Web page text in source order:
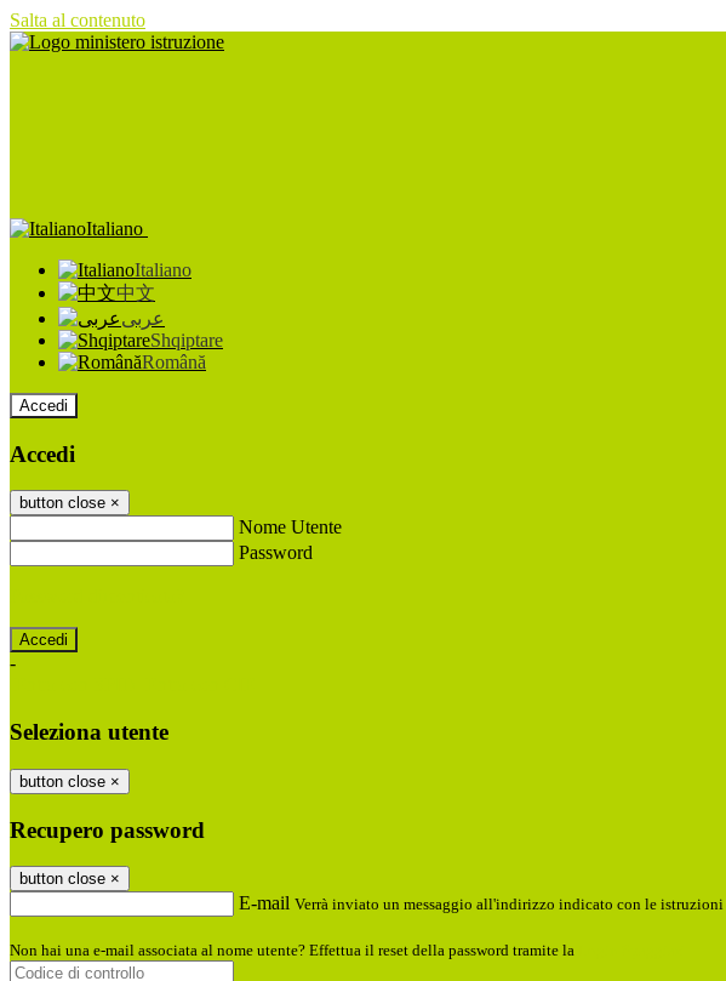
Salta al contenuto
Italiano
Italiano
中文
عربى
Shqiptare
Română
Accedi
Accedi
button close ×
Nome Utente
Password
-
Seleziona utente
button close ×
Recupero password
button close ×
E-mail Verrà inviato un messaggio all'indirizzo indicato con le istruzioni
Non hai una e-mail associata al nome utente? Effettua il reset della password tramite la